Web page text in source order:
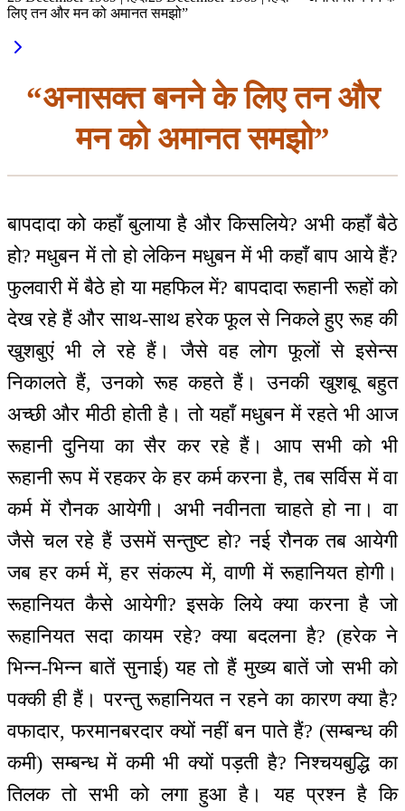
लिए तन और मन को अमानत समझो”
“अनासक्त बनने के लिए तन और
मन को अमानत समझो”
बापदादा को कहाँ बुलाया है और किसलिये? अभी कहाँ बैठे
हो? मधुबन में तो हो लेकिन मधुबन में भी कहाँ बाप आये हैं?
फुलवारी में बैठे हो या महफिल में? बापदादा रूहानी रूहों को
देख रहे हैं और साथ-साथ हरेक फूल से निकले हुए रूह की
खुशबुएं भी ले रहे हैं। जैसे वह लोग फूलों से इसेन्स
निकालते हैं, उनको रूह कहते हैं। उनकी खुशबू बहुत
अच्छी और मीठी होती है। तो यहाँ मधुबन में रहते भी आज
रूहानी दुनिया का सैर कर रहे हैं। आप सभी को भी
रूहानी रूप में रहकर के हर कर्म करना है, तब सर्विस में वा
कर्म में रौनक आयेगी। अभी नवीनता चाहते हो ना। वा
जैसे चल रहे हैं उसमें सन्तुष्ट हो? नई रौनक तब आयेगी
जब हर कर्म में, हर संकल्प में, वाणी में रूहानियत होगी।
रूहानियत कैसे आयेगी? इसके लिये क्या करना है जो
रूहानियत सदा कायम रहे? क्या बदलना है? (हरेक ने
भिन्न-भिन्न बातें सुनाई) यह तो हैं मुख्य बातें जो सभी को
पक्की ही हैं। परन्तु रूहानियत न रहने का कारण क्या है?
वफादार, फरमानबरदार क्यों नहीं बन पाते हैं? (सम्बन्ध की
कमी) सम्बन्ध में कमी भी क्यों पड़ती है? निश्चयबुद्धि का
तिलक तो सभी को लगा हुआ है। यह प्रश्न है कि